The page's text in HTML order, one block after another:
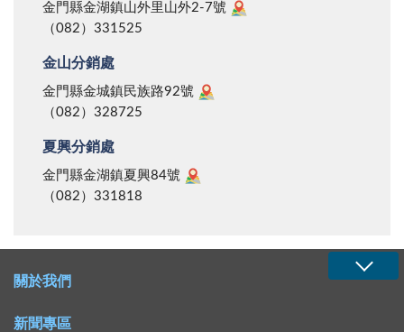
金門縣金湖鎮山外里山外2-7號
（082）331525
金山分銷處
金門縣金城鎮民族路92號
（082）328725
夏興分銷處
金門縣金湖鎮夏興84號
（082）331818
關於我們
新聞專區